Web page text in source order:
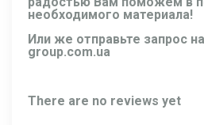
необходимого материала!
Или же отправьте запрос на
group.com.ua
There are no reviews yet